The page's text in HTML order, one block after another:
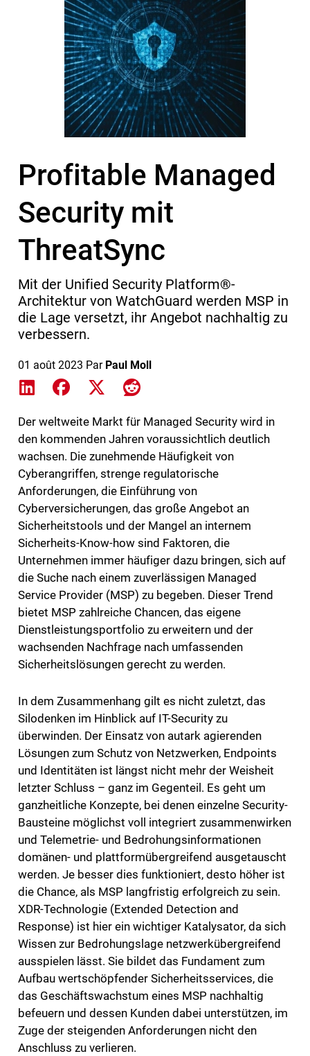
Profitable Managed
Security mit
ThreatSync
Mit der Unified Security Platform®-
Architektur von WatchGuard werden MSP in
die Lage versetzt, ihr Angebot nachhaltig zu
verbessern.
01 août 2023 Par Paul Moll
Share on LinkedIn
Share on Facebook
Share on XShare on Reddit
Der weltweite Markt für Managed Security wird in
den kommenden Jahren voraussichtlich deutlich
wachsen. Die zunehmende Häufigkeit von
Cyberangriffen, strenge regulatorische
Anforderungen, die Einführung von
Cyberversicherungen, das große Angebot an
Sicherheitstools und der Mangel an internem
Sicherheits-Know-how sind Faktoren, die
Unternehmen immer häufiger dazu bringen, sich auf
die Suche nach einem zuverlässigen Managed
Service Provider (MSP) zu begeben. Dieser Trend
bietet MSP zahlreiche Chancen, das eigene
Dienstleistungsportfolio zu erweitern und der
wachsenden Nachfrage nach umfassenden
Sicherheitslösungen gerecht zu werden.
In dem Zusammenhang gilt es nicht zuletzt, das
Silodenken im Hinblick auf IT-Security zu
überwinden. Der Einsatz von autark agierenden
Lösungen zum Schutz von Netzwerken, Endpoints
und Identitäten ist längst nicht mehr der Weisheit
letzter Schluss – ganz im Gegenteil. Es geht um
ganzheitliche Konzepte, bei denen einzelne Security-
Bausteine möglichst voll integriert zusammenwirken
und Telemetrie- und Bedrohungsinformationen
domänen- und plattformübergreifend ausgetauscht
werden. Je besser dies funktioniert, desto höher ist
die Chance, als MSP langfristig erfolgreich zu sein.
XDR-Technologie (Extended Detection and
Response) ist hier ein wichtiger Katalysator, da sich
Wissen zur Bedrohungslage netzwerkübergreifend
ausspielen lässt. Sie bildet das Fundament zum
Aufbau wertschöpfender Sicherheitsservices, die
das Geschäftswachstum eines MSP nachhaltig
befeuern und dessen Kunden dabei unterstützen, im
Zuge der steigenden Anforderungen nicht den
Anschluss zu verlieren.